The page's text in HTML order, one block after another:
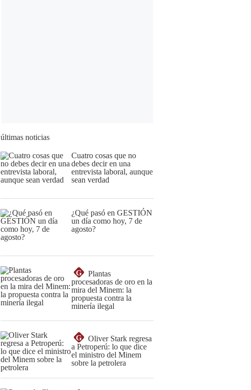
últimas noticias
Cuatro cosas que no
debes decir en una
entrevista laboral, aunque
sean verdad
¿Qué pasó en GESTIÓN
un día como hoy, 7 de
agosto?
G
Plantas
procesadoras de oro en la
mira del Minem: la
propuesta contra la
minería ilegal
G
Oliver Stark regresa
a Petroperú: lo que dice
el ministro del Minem
sobre la petrolera